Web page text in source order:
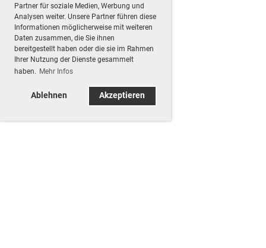
Partner für soziale Medien, Werbung und
Analysen weiter. Unsere Partner führen diese
Informationen möglicherweise mit weiteren
Daten zusammen, die Sie ihnen
bereitgestellt haben oder die sie im Rahmen
Ihrer Nutzung der Dienste gesammelt
haben. Mehr Infos
Ablehnen Akzeptieren